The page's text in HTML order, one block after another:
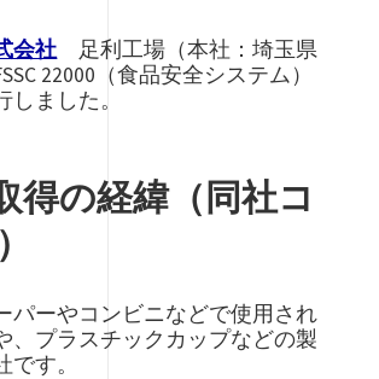
会社 足利工場（本社：埼玉県
22000（食品安全システム）
ました。
得の経緯（同社コ
パーやコンビニなどで使用され
、プラスチックカップなどの製
す。